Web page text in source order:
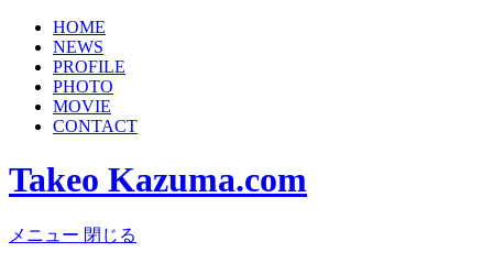
HOME
NEWS
PROFILE
PHOTO
MOVIE
CONTACT
Takeo Kazuma.com
メニュー 閉じる